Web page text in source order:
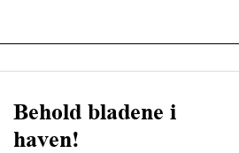
Behold bladene i
haven!